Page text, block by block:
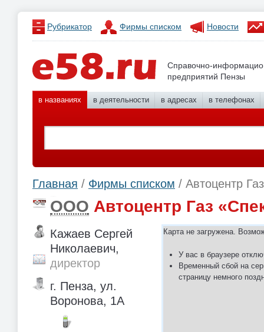
Рубрикатор Фирмы списком Новости
Справочно-
предприятий Пензы
в названиях в деятельности в адресах в телефонах
Главная / Фирмы списком / Автоцентр
ООО Автоцентр Газ
Карта не загружена.
У вас в браузере
Временный сбой на
страницу немного
Кажаев Сергей
Николаевич,
директор
г. Пенза, ул.
Воронова, 1А